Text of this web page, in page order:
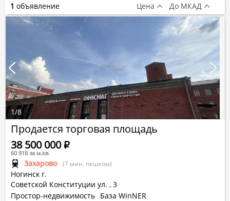
Продается торговая площадь
Захарово (7 мин. пешком)
Ногинск г.
Советской Конституции ул. , 3
38 500 000Р
60 918 за м.кв.
Простор-недвижимость База WinNER
1/8
1 объявление Цена До МКАД